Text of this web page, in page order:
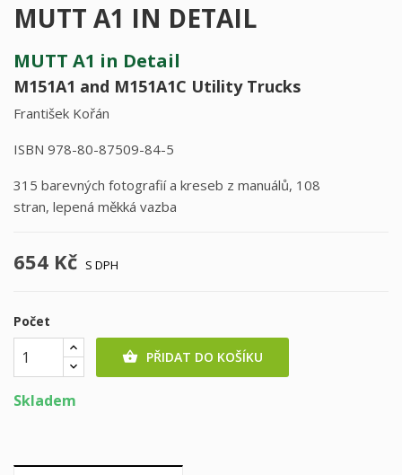
MUTT A1 IN DETAIL
MUTT A1 in Detail
M151A1 and M151A1C Utility Trucks
František Kořán
ISBN 978-80-87509-84-5
315 barevných fotografií a kreseb z manuálů, 108
stran, lepená měkká vazba
654 Kč S DPH
Počet
 PŘIDAT DO KOŠÍKU
Skladem